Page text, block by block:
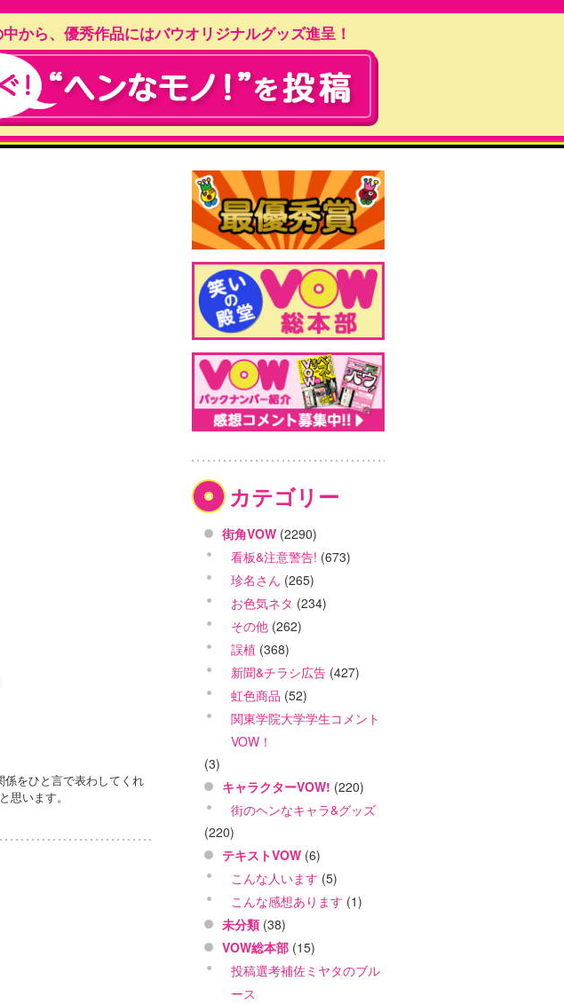
から、優秀作品にはバウオリジナルグッズ進呈！
をひと言で表わしてくれ
います。
カテゴリー
街角VOW (2290)
看板&注意警告! (673)
珍名さん (265)
お色気ネタ (234)
その他 (262)
誤植 (368)
新聞&チラシ広告 (427)
虹色商品 (52)
関東学院大学学生コメント
VOW！
(3)
キャラクターVOW! (220)
街のヘンなキャラ&グッズ
(220)
テキストVOW (6)
こんな人います (5)
こんな感想あります (1)
未分類 (38)
VOW総本部 (15)
投稿選考補佐ミヤタのブル
ース